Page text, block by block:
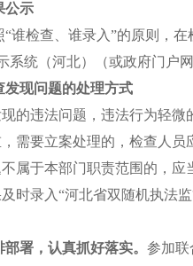
公示
“谁检查、谁录入”的原则，在
系统（河北）（或政府门户
发现问题的处理方式
的违法问题，违法行为轻微
需要立案处理的，检查人员
属于本部门职责范围的，
时录入“河北省双随机执法
部署，认真抓好落实。 参加联